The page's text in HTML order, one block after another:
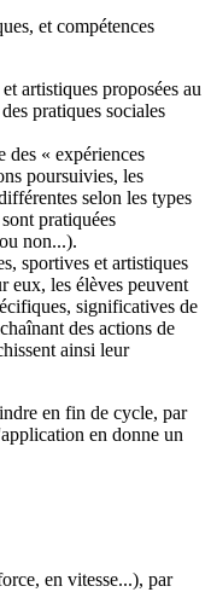
et compétences
artistiques proposées au
pratiques sociales
des « expériences
poursuivies, les
selon les types
pratiquées
non...).
sportives et artistiques
eux, les élèves peuvent
significatives de
des actions de
ainsi leur
en fin de cycle, par
en donne un
en vitesse...), par